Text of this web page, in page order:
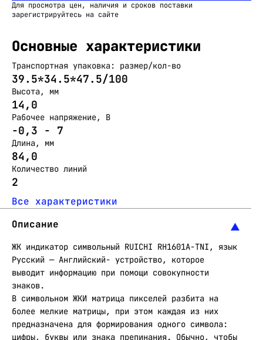
Для просмотра цен, наличия и сроков поставки
зарегистрируйтесь на сайте
Основные характеристики
Транспортная упаковка: размер/кол-во
39.5*34.5*47.5/100
Высота, мм
14,0
Рабочее напряжение, В
-0,3 - 7
Длина, мм
84,0
Количество линий
2
Все характеристики
Описание
ЖК индикатор символьный RUICHI RH1601A-TNI, язык
Русский — Английский- устройство, которое
выводит информацию при помощи совокупности
знаков.
В символьном ЖКИ матрица пикселей разбита на
более мелкие матрицы, при этом каждая из них
предназначена для формирования одного символа:
цифры, буквы или знака препинания. Обычно, чтобы